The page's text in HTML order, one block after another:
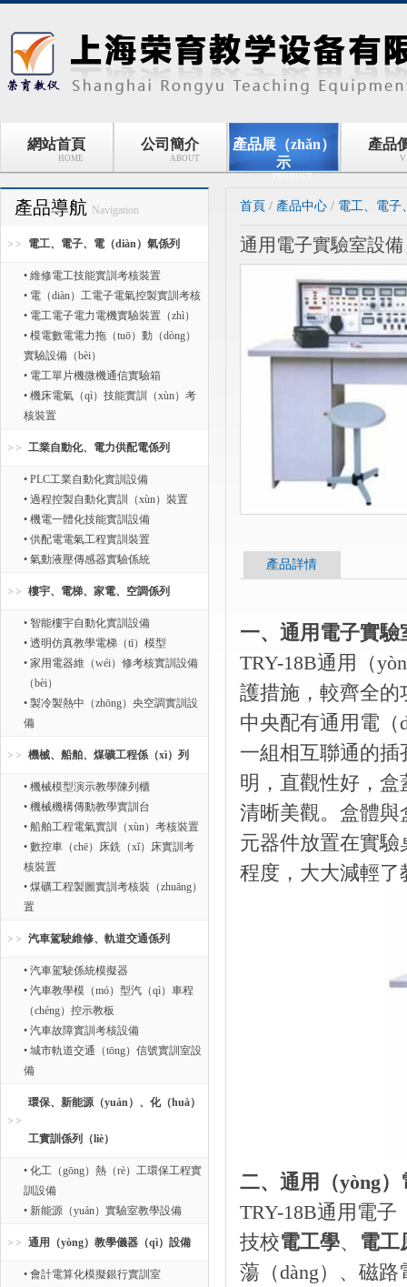
網站首頁
HOME
公司簡介
ABOUT
產品展（zhǎn）
示
PRODUCT
產品
產品導航 Navigation
電工、電子、電（diàn）氣係列
• 維修電工技能實訓考核裝置
• 電（diàn）工電子電氣控製實訓考核
• 電工電子電力電機實驗裝置（zhì）
• 模電數電電力拖（tuō）動（dòng）
實驗設備（bèi）
• 電工單片機微機通信實驗箱
• 機床電氣（qì）技能實訓（xùn）考
核裝置
工業自動化、電力供配電係列
• PLC工業自動化實訓設備
• 過程控製自動化實訓（xùn）裝置
• 機電一體化技能實訓設備
• 供配電電氣工程實訓裝置
• 氣動液壓傳感器實驗係統
樓宇、電梯、家電、空調係列
• 智能樓宇自動化實訓設備
• 透明仿真教學電梯（tī）模型
• 家用電器維（wéi）修考核實訓設備
（bèi）
• 製冷製熱中（zhōng）央空調實訓設
備
機械、船舶、煤礦工程係（xì）列
• 機械模型演示教學陳列櫃
• 機械機構傳動教學實訓台
• 船舶工程電氣實訓（xùn）考核裝置
• 數控車（chē）床銑（xǐ）床實訓考
核裝置
• 煤礦工程製圖實訓考核裝（zhuāng）
置
汽車駕駛維修、軌道交通係列
• 汽車駕駛係統模擬器
• 汽車教學模（mó）型汽（qì）車程
（chéng）控示教板
• 汽車故障實訓考核設備
• 城市軌道交通（tōng）信號實訓室設
備
環保、新能源（yuán）、化（huà）
工實訓係列（liè）
• 化工（gōng）熱（rè）工環保工程實
訓設備
• 新能源（yuán）實驗室教學設備
通用（yòng）教學儀器（qì）設備
• 會計電算化模擬銀行實訓室
首頁 / 產品中心 / 電工、電子
通用電子實驗室設備
產品詳情
一、通用電子實驗
TRY-18B通用（
護措施，較齊全的
中央配有通用電（
一組相互聯通的
明，直觀性好，盒
清晰美觀。盒體與
元器件放置在實驗
程度，大大減輕了
二、通用（yòng
TRY-18B通用電子
技校電工學、 電工
蕩（dàng）、磁